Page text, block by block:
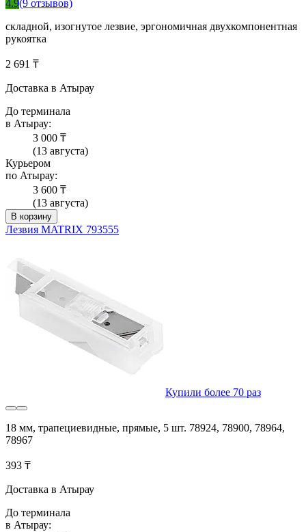
4.9(9 отзывов)
складной, изогнутое лезвие, эргономичная двухкомпонентная
рукоятка
2 691 ₸
Доставка в Атырау
До терминала
в Атырау:
3 000 ₸
(13 августа)
Курьером
по Атырау:
3 600 ₸
(13 августа)
В корзину
Лезвия MATRIX 793555
Купили более 70 раз
18 мм, трапециевидные, прямые, 5 шт. 78924, 78900, 78964,
78967
393 ₸
Доставка в Атырау
До терминала
в Атырау: